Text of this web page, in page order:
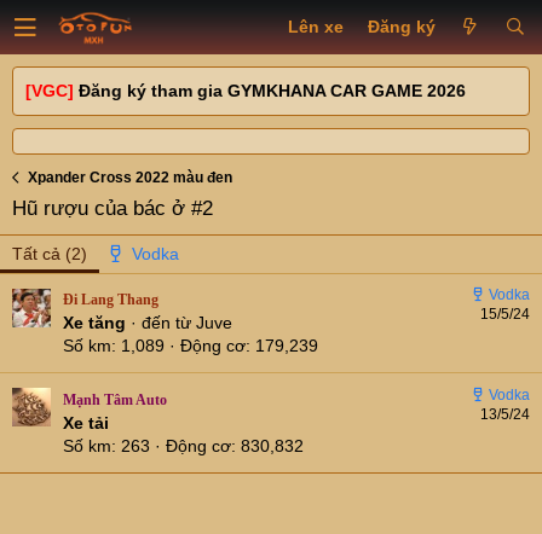
Lên xe Đăng ký
[VGC] Đăng ký tham gia GYMKHANA CAR GAME 2026
Xpander Cross 2022 màu đen
Hũ rượu của bác ở #2
Tất cả (2)
15/5/24
Đi Lang Thang
Xe tăng · đến từ Juve
Số km
1,089 Động cơ 179,239
13/5/24
Mạnh Tâm Auto
Xe tải
Số km
263 Động cơ 830,832